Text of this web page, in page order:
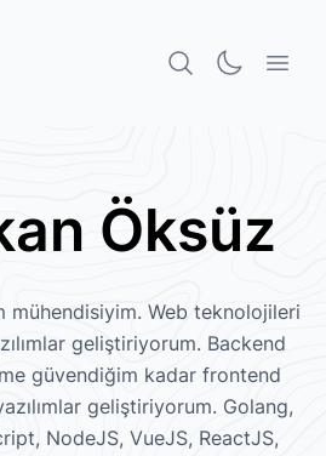
Öksüz
mühendisiyim. Web teknolojileri
geliştiriyorum. Backend
güvendiğim kadar frontend
geliştiriyorum. Golang,
NodeJS, VueJS, ReactJS,